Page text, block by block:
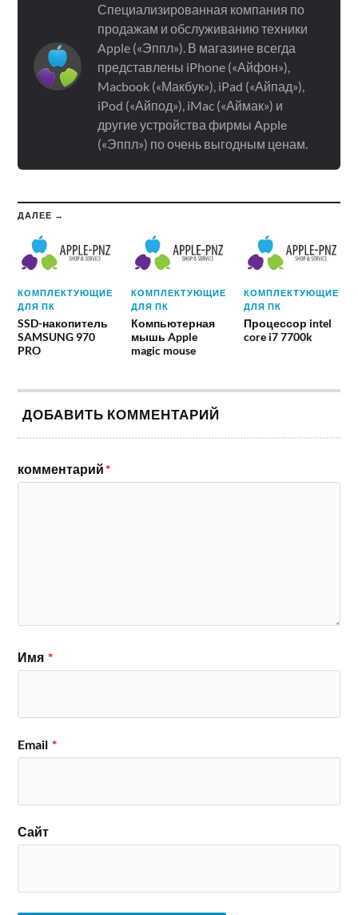
Специализированная компания по
продажам и обслуживанию техники
Apple («Эппл»). В магазине всегда
представлены iPhone («Айфон»),
Macbook («Макбук»), iPad («Айпад»),
iPod («Айпод»), iMac («Аймак») и
другие устройства фирмы Apple
(«Эппл») по очень выгодным ценам.
ДАЛЕЕ →
КОМПЛЕКТУЮЩИЕ
ДЛЯ ПК
SSD-накопитель
SAMSUNG 970
PRO
КОМПЛЕКТУЮЩИЕ
ДЛЯ ПК
Компьютерная
мышь Apple
magic mouse
КОМПЛЕКТУЮЩИЕ
ДЛЯ ПК
Процессор intel
core i7 7700k
ДОБАВИТЬ КОММЕНТАРИЙ
комментарий*
Имя *
Email *
Сайт